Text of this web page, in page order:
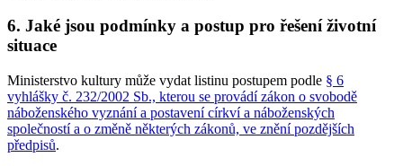
6. Jaké jsou podmínky a postup pro řešení životní
situace
Ministerstvo kultury může vydat listinu postupem podle § 6
vyhlášky č. 232/2002 Sb., kterou se provádí zákon o svobodě
náboženského vyznání a postavení církví a náboženských
společností a o změně některých zákonů, ve znění pozdějších
předpisů.